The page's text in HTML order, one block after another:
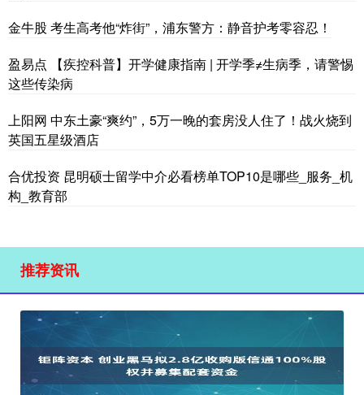
金牛股 考生高考他“炸街”，浦东警方：静音护考零容忍！
盈易点 【疾控科普】开学健康指南 | 开学季≠生病季，请警惕
这些传染病
上阳网 中东土豪“爽约”，5万一晚的套房没人住了！战火烧到
英国五星级酒店
合优投资 昆明硕士留学中介必看榜单TOP10是哪些_服务_机
构_教育部
推荐资讯